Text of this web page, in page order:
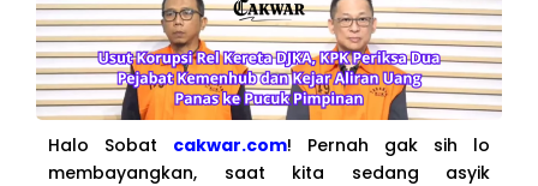
Halo Sobat cakwar.com! Pernah gak sih lo
membayangkan, saat kita sedang asyik